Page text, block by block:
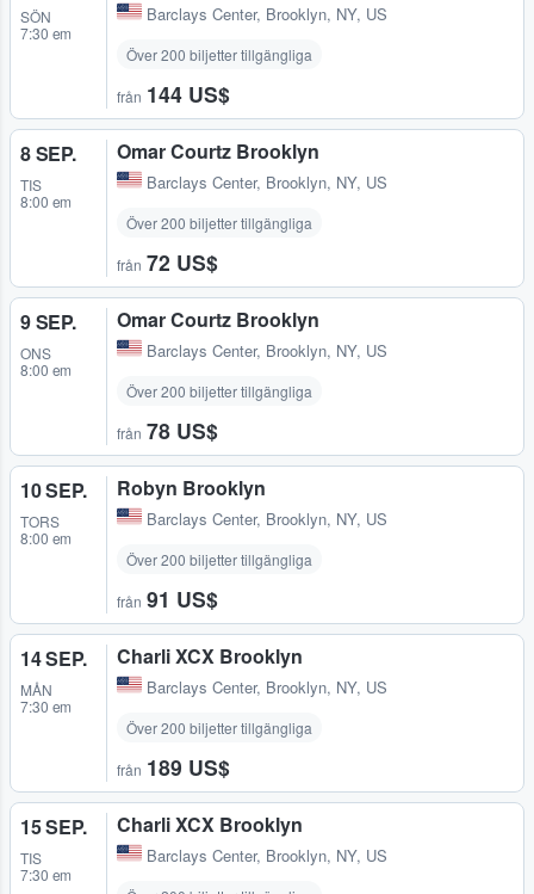
SÖN
7:30 em
Barclays Center, Brooklyn, NY, US
Över 200 biljetter tillgängliga
från 144 US$
8 SEP.
TIS
8:00 em
Omar Courtz Brooklyn
Barclays Center, Brooklyn, NY, US
Över 200 biljetter tillgängliga
från 72 US$
9 SEP.
ONS
8:00 em
Omar Courtz Brooklyn
Barclays Center, Brooklyn, NY, US
Över 200 biljetter tillgängliga
från 78 US$
10 SEP.
TORS
8:00 em
Robyn Brooklyn
Barclays Center, Brooklyn, NY, US
Över 200 biljetter tillgängliga
från 91 US$
14 SEP.
MÅN
7:30 em
Charli XCX Brooklyn
Barclays Center, Brooklyn, NY, US
Över 200 biljetter tillgängliga
från 189 US$
15 SEP.
TIS
7:30 em
Charli XCX Brooklyn
Barclays Center, Brooklyn, NY, US